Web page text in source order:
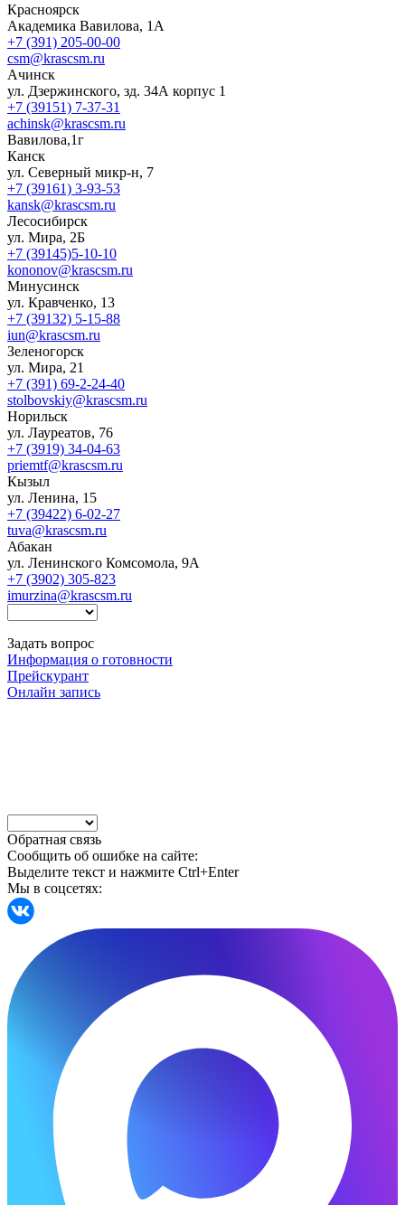
Красноярск
Академика Вавилова, 1А
+7 (391) 205-00-00
csm@krascsm.ru
Ачинск
ул. Дзержинского, зд. 34А корпус 1
+7 (39151) 7-37-31
achinsk@krascsm.ru
Вавилова,1г
Канск
ул. Северный микр-н, 7
+7 (39161) 3-93-53
kansk@krascsm.ru
Лесосибирск
ул. Мира, 2Б
+7 (39145)5-10-10
kononov@krascsm.ru
Минусинск
ул. Кравченко, 13
+7 (39132) 5-15-88
iun@krascsm.ru
Зеленогорск
ул. Мира, 21
+7 (391) 69-2-24-40
stolbovskiy@krascsm.ru
Норильск
ул. Лауреатов, 76
+7 (3919) 34-04-63
priemtf@krascsm.ru
Кызыл
ул. Ленина, 15
+7 (39422) 6-02-27
tuva@krascsm.ru
Абакан
ул. Ленинского Комсомола, 9А
+7 (3902) 305-823
imurzina@krascsm.ru
Задать вопрос
Информация о готовности
Прейскурант
Онлайн запись
Обратная связь
Сообщить об ошибке на сайте:
Выделите текст и нажмите Ctrl+Enter
Мы в соцсетях: